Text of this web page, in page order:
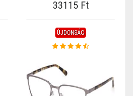
33115 Ft
ÚJDONSÁG